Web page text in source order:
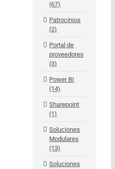
(67)
Patrocinios
(2)
Portal de
proveedores
(3)
Power BI
(14)
Sharepoint
(1)
Soluciones
Modulares
(13)
Soluciones